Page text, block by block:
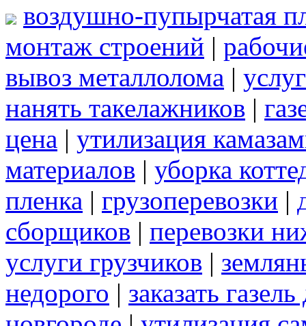
воздушно-пупырчатая
монтаж строений |
вывоз металлолома |
нанять такелажников |
цена | утилизация
материалов | уборка
пленка | грузоперевозки |
сборщиков | перевозки
услуги грузчиков |
недорого | заказать